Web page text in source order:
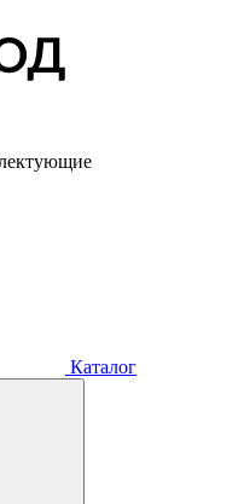
Каталог